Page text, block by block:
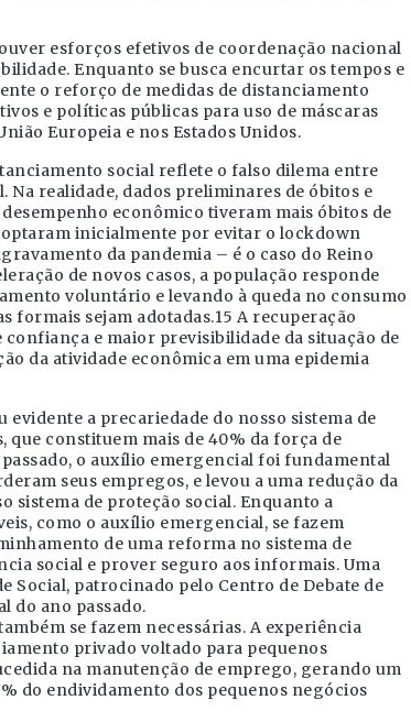
esforços efetivos de coordenação nacional
Enquanto se busca encurtar os tempos e
o reforço de medidas de distanciamento
e políticas públicas para uso de máscaras
Europeia e nos Estados Unidos.
social reflete o falso dilema entre
realidade, dados preliminares de óbitos e
econômico tiveram mais óbitos de
optaram inicialmente por evitar o lockdown
da pandemia – é o caso do Reino
de novos casos, a população responde
voluntário e levando à queda no consumo
formais sejam adotadas.15 A recuperação
confiança e maior previsibilidade da situação de
da atividade econômica em uma epidemia
a precariedade do nosso sistema de
constituem mais de 40% da força de
o auxílio emergencial foi fundamental
seus empregos, e levou a uma redução da
sistema de proteção social. Enquanto a
como o auxílio emergencial, se fazem
de uma reforma no sistema de
social e prover seguro aos informais. Uma
Social, patrocinado pelo Centro de Debate de
do ano passado.
se fazem necessárias. A experiência
privado voltado para pequenos
na manutenção de emprego, gerando um
do endividamento dos pequenos negócios